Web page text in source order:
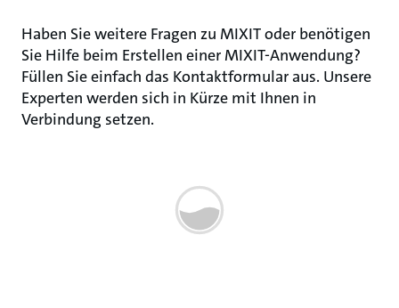
Haben Sie weitere Fragen zu MIXIT oder benötigen
Sie Hilfe beim Erstellen einer MIXIT-Anwendung?
Füllen Sie einfach das Kontaktformular aus. Unsere
Experten werden sich in Kürze mit Ihnen in
Verbindung setzen.